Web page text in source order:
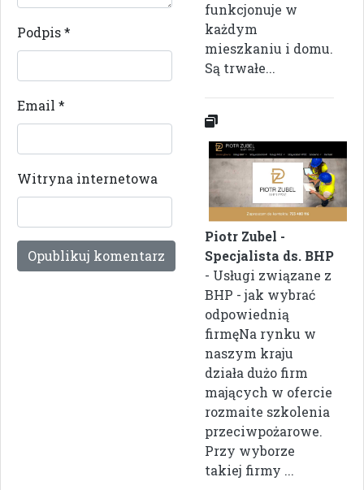
Podpis*
Email *
Witryna internetowa
funkcjonuje w
każdym
mieszkaniu i domu.
Są trwałe...
Piotr Zubel -
Specjalista ds. BHP
- Usługi związane z
BHP - jak wybrać
odpowiednią
firmęNa rynku w
naszym kraju
działa dużo firm
mających w ofercie
rozmaite szkolenia
przeciwpożarowe.
Przy wyborze
takiej firmy ...